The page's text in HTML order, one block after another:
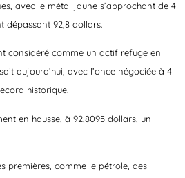
avec le métal jaune s’approchant de 4
dépassant 92,8 dollars.
considéré comme un actif refuge en
aujourd’hui, avec l’once négociée à 4
historique.
en hausse, à 92,8095 dollars, un
premières, comme le pétrole, des